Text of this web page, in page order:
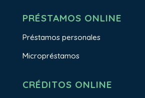
PRÉSTAMOS ONLINE
Préstamos personales
Micropréstamos
CRÉDITOS ONLINE